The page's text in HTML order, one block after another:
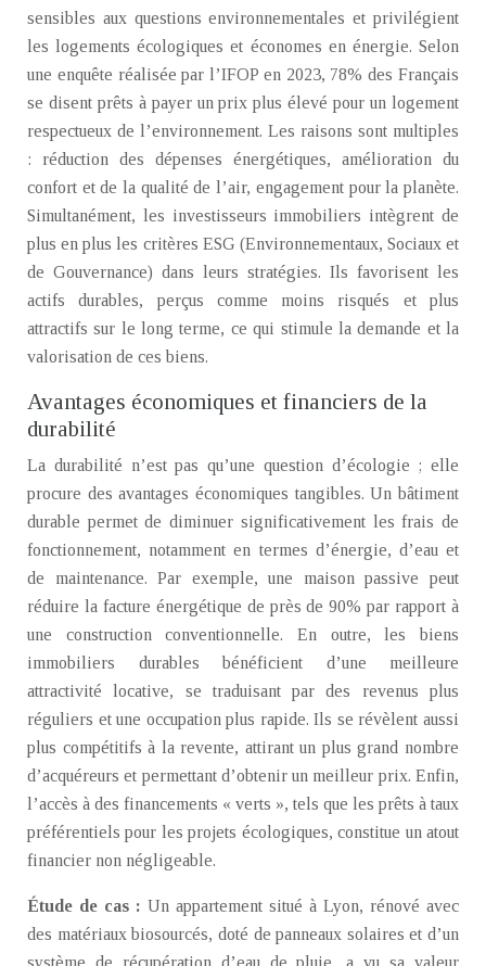
sensibles aux questions environnementales et privilégient
les logements écologiques et économes en énergie. Selon
une enquête réalisée par l’IFOP en 2023, 78% des Français
se disent prêts à payer un prix plus élevé pour un logement
respectueux de l’environnement. Les raisons sont multiples
: réduction des dépenses énergétiques, amélioration du
confort et de la qualité de l’air, engagement pour la planète.
Simultanément, les investisseurs immobiliers intègrent de
plus en plus les critères ESG (Environnementaux, Sociaux et
de Gouvernance) dans leurs stratégies. Ils favorisent les
actifs durables, perçus comme moins risqués et plus
attractifs sur le long terme, ce qui stimule la demande et la
valorisation de ces biens.
Avantages économiques et financiers de la
durabilité
La durabilité n’est pas qu’une question d’écologie ; elle
procure des avantages économiques tangibles. Un bâtiment
durable permet de diminuer significativement les frais de
fonctionnement, notamment en termes d’énergie, d’eau et
de maintenance. Par exemple, une maison passive peut
réduire la facture énergétique de près de 90% par rapport à
une construction conventionnelle. En outre, les biens
immobiliers durables bénéficient d’une meilleure
attractivité locative, se traduisant par des revenus plus
réguliers et une occupation plus rapide. Ils se révèlent aussi
plus compétitifs à la revente, attirant un plus grand nombre
d’acquéreurs et permettant d’obtenir un meilleur prix. Enfin,
l’accès à des financements « verts », tels que les prêts à taux
préférentiels pour les projets écologiques, constitue un atout
financier non négligeable.
Étude de cas : Un appartement situé à Lyon, rénové avec
des matériaux biosourcés, doté de panneaux solaires et d’un
système de récupération d’eau de pluie, a vu sa valeur